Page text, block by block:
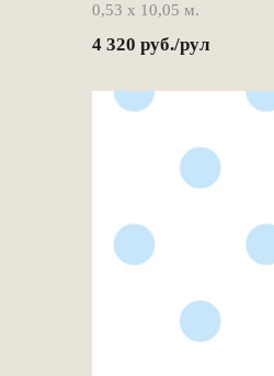
0,53 х 10,05 м.
4 320 руб./рул